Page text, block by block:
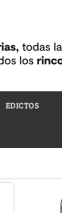
EDICTOS